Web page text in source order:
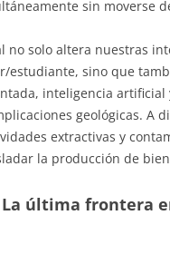
sin moverse
no solo altera nuestras
estudiante, sino que
inteligencia artificial
geológicas. A
extractivas y
la producción de
La última frontera